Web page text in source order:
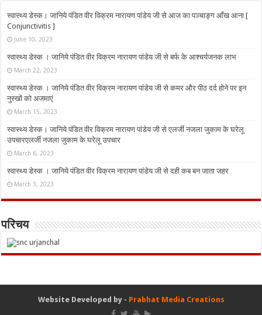
स्वास्थ्य डेस्क। जानिये पंडित वीर विक्रम नारायण पांडेय जी से आज का पञ्चाङ्ग आँख आना [
Conjunctivitis ]
June 10, 2023
स्वास्थ्य डेस्क । जानिये पंडित वीर विक्रम नारायण पांडेय जी से बर्फ के आश्चर्यजनक लाभ
March 22, 2023
स्वास्थ्य डेस्क । जानिये पंडित वीर विक्रम नारायण पांडेय जी से कमर और पीठ दर्द होने पर इन
नुस्‍खों को अजमाएं
March 15, 2023
स्वास्थ्य डेस्क। जानिये पंडित वीर विक्रम नारायण पांडेय जी से एलर्जी नजला जुकाम के घरेलू
उपचारएलर्जी नजला जुकाम के घरेलू उपचार
March 6, 2023
स्वास्थ्य डेस्क । जानिये पंडित वीर विक्रम नारायण पांडेय जी से दही कब बन जाता जहर
March 3, 2023
परिचय
Website Developed by - Prabhat Media Creations